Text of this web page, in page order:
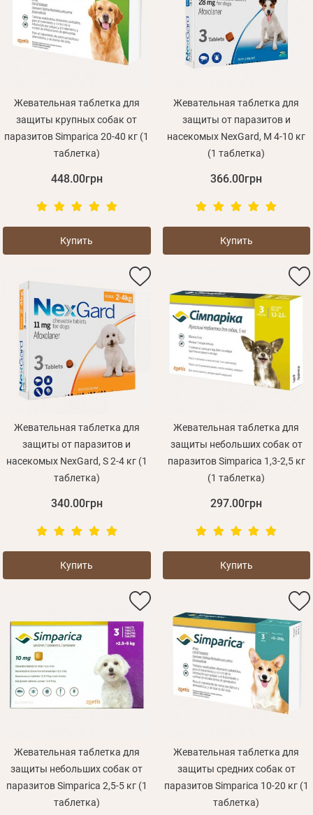
Жевательная таблетка для
защиты крупных собак от
паразитов Simparica 20-40 кг (1
таблетка)
448.00грн
Купить
Жевательная таблетка для
защиты от паразитов и
насекомых NexGard, M 4-10 кг
(1 таблетка)
366.00грн
Купить
Жевательная таблетка для
защиты от паразитов и
насекомых NexGard, S 2-4 кг (1
таблетка)
340.00грн
Купить
Жевательная таблетка для
защиты небольших собак от
паразитов Simparica 1,3-2,5 кг
(1 таблетка)
297.00грн
Купить
Жевательная таблетка для
защиты небольших собак от
паразитов Simparica 2,5-5 кг (1
таблетка)
Жевательная таблетка для
защиты средних собак от
паразитов Simparica 10-20 кг (1
таблетка)
Отправить
Забыли пароль?
Войти
Регистрация
или с помощью
Получать уведомления о новинках,скидках, акциях
Пароль
Отправить
Вспомнили пароль?
для подтверждения регистрации.
Не пришло письмо?
Повторить отправку
Данные не подвязаны ни к одной учетной записи, или
ваша учетная запись не подтверждена